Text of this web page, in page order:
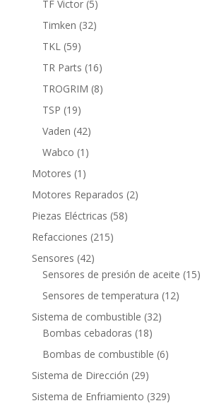
TF Victor 55
productos
Timken 3232
TKL 5959
productos
TR Parts 1616
productos
TROGRIM 88
TSP 1919
productos
Vaden 4242
productos
Wabco 1 1
producto
Motores 1 1
producto
Motores Reparados 22
Piezas Eléctricas 5858
Refacciones 215215
Sensores 4242
productos
Sensores de presión de aceite 1515
Sensores de temperatura 1212
Sistema de combustible 3232
Bombas cebadoras 1818
productos
Bombas de combustible 66
Sistema de Dirección 2929
productos
Sistema de Enfriamiento 329329